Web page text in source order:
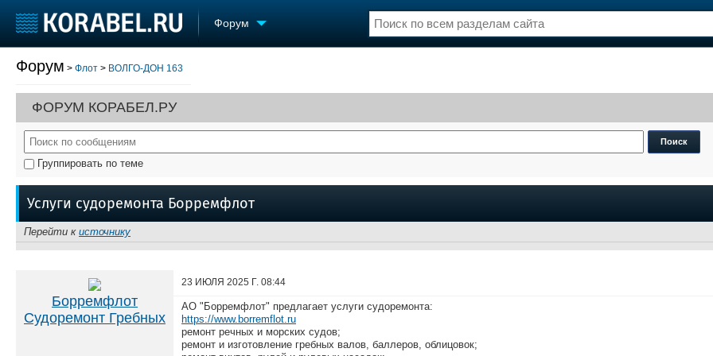
Форум
Судостроение
Пульс
Новости
Компании
Репутация
Работа
Крюинг
Журнал
Реклама
Торговая площадка
Доска объявлений
Продажа флота
Оборудование
Изделия
Услуги
Выставки и семинары
Словарь
Галерея флота
Отзывы
Все службы
Форум > Флот > ВОЛГО-ДОН 163
ФОРУМ КОРАБЕЛ.РУ
Группировать по теме
Услуги судоремонта Борремфлот
Перейти к источнику
Борремфлот
Судоремонт Гребных
23 ИЮЛЯ 2025 Г. 08:44
АО "Борремфлот" предлагает услуги судоремонта:
https://www.borremflot.ru
ремонт речных и морских судов;
ремонт и изготовление гребных валов, баллеров, облицовок;